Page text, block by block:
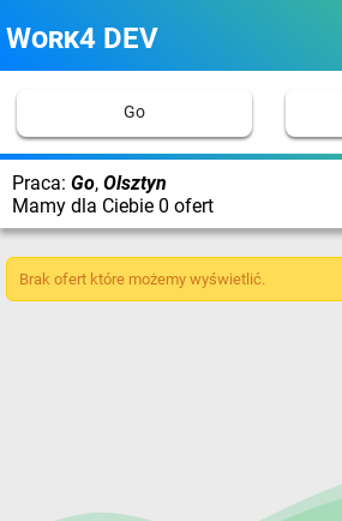
Work4 DEV
Go
Praca: Go, Olsztyn
Mamy dla Ciebie 0 ofert
Brak ofert które możemy wyświetlić.